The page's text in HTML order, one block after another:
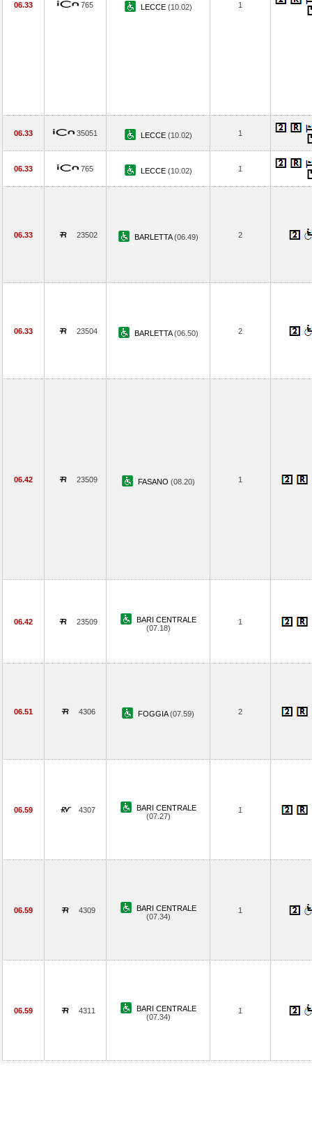
06.33 765 LECCE (10.02) 1
06.33 35051 LECCE (10.02) 1
06.33 765 LECCE (10.02) 1
06.33 23502 BARLETTA(06.49) 2
06.33 23504 BARLETTA(06.50) 2
06.42 23509 FASANO (08.20) 1
06.42 23509
BARI CENTRALE
(07.18)
1
06.51 4306 FOGGIA(07.59) 2
06.59 4307
BARI CENTRALE
(07.27)
1
06.59 4309
BARI CENTRALE
(07.34)
1
06.59 4311
BARI CENTRALE
(07.34)
1